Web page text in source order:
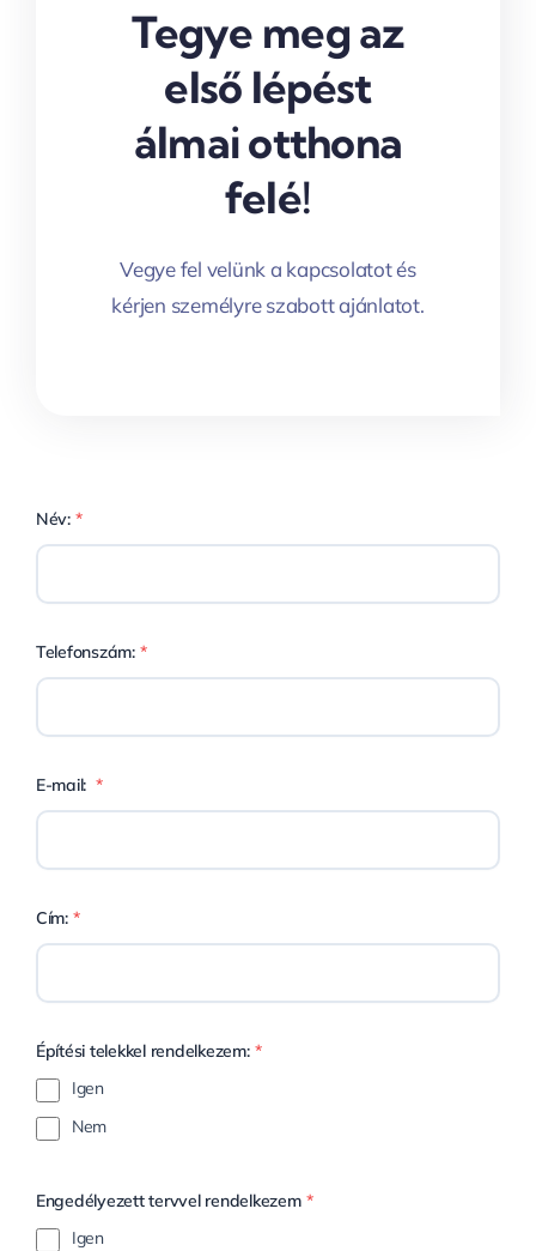
Tegye meg az
első lépést
álmai otthona
felé!
Vegye fel velünk a kapcsolatot és
kérjen személyre szabott ajánlatot.
Név: *
Telefonszám: *
E-mail: *
Cím: *
Építési telekkel rendelkezem: *
Igen
Nem
Engedélyezett tervvel rendelkezem *
Igen